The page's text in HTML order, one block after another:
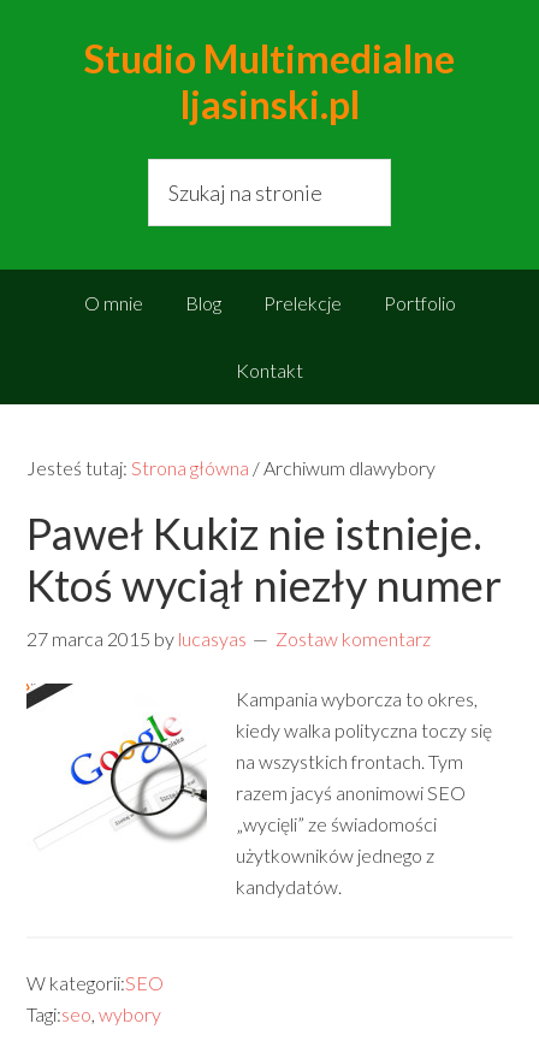
Studio Multimedialne
ljasinski.pl
O mnie Blog Prelekcje Portfolio
Kontakt
Jesteś tutaj:Strona główna /Archiwum dlawybory
Paweł Kukiz nie istnieje.
Ktoś wyciął niezły numer
27 marca 2015 by lucasyas Zostaw komentarz
Kampania wyborcza to okres,
kiedy walka polityczna toczy się
na wszystkich frontach. Tym
razem jacyś anonimowi SEO
„wycięli” ze świadomości
użytkowników jednego z
kandydatów.
W kategorii:SEO
Tagi:seo,wybory